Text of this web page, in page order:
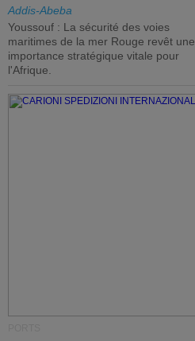
Addis-Abeba
Youssouf : La sécurité des voies
maritimes de la mer Rouge revêt une
importance stratégique vitale pour
l'Afrique.